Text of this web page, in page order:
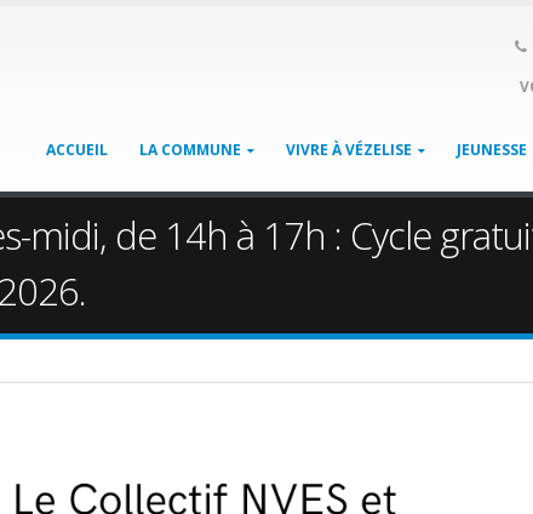
ACCUEIL LA COMMUNE VIVRE À VÉZELISE JEUNESSE
midi, de 14h à 17h : Cycle